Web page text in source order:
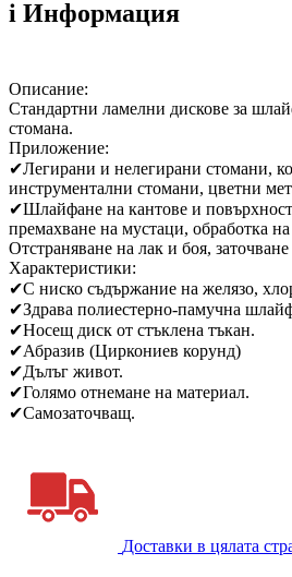
i Информация
Описание:
Стандартни ламелни дискове за
стомана.
Приложение:
✔Легирани и нелегирани стомани,
инструментални стомани, цветни
✔Шлайфане на кантове и
премахване на мустаци, обработка
Отстраняване на лак и боя,
Характеристики:
✔С ниско съдържание на желязо,
✔Здрава полиестерно-памучна
✔Носещ диск от стъклена тъкан.
✔Абразив (Циркониев корунд)
✔Дълъг живот.
✔Голямо отнемане на материал.
✔Самозаточващ.
Доставки в цялата